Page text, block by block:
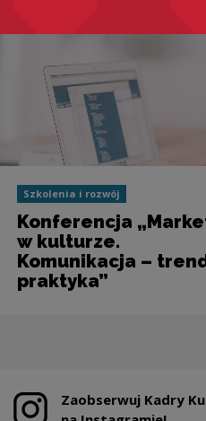
Szkolenia i rozwój
Konferencja
w kulturze.
Komunikacja –
praktyka”
Zaobserwuj Kadry